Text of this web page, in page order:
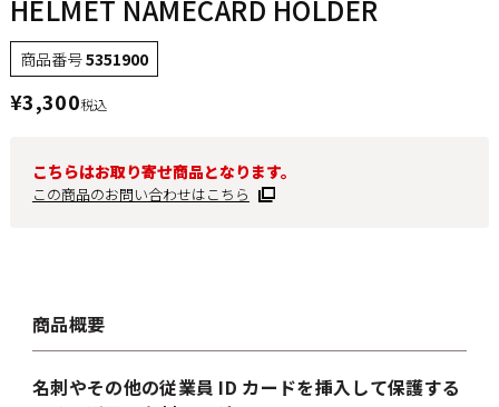
HELMET NAMECARD HOLDER
商品番号5351900
¥3,300税込
こちらはお取り寄せ商品となります。
この商品のお問い合わせはこちら
商品概要
名刺やその他の従業員 ID カードを挿入して保護する